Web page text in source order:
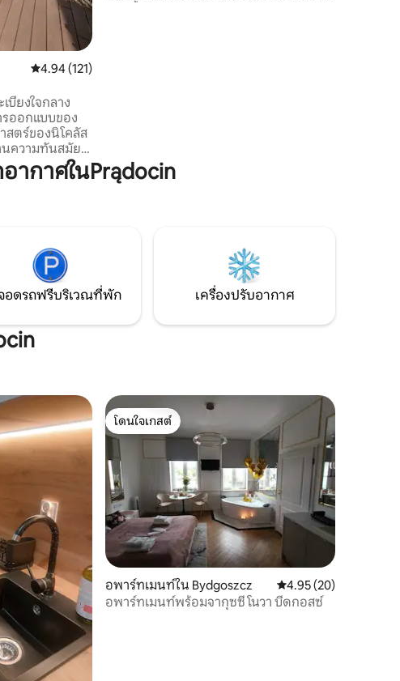
คะแนนเฉลี่ย 4.94 จาก 5, 121 รีวิว
4.94 (121)
บียงใจกลาง
สตร์ของนิโคลัส
นความทันสมัย
ะของบ้านในยุค
อง แต่อพาร์ทเม
ของอพาร์ทเม
กาศในPrądocin
อดรถฟรีบริเวณที่พัก เครื่องปรับอากาศ
โดนใจเกสต์
โดนใจเกสต์
อพาร์ทเมนท์ใน Bydgoszcz คะแนนเฉลี่ย 4.95 จาก
4.95 (20)
อพาร์ทเมนท์พร้อมจากุซซี่ โนวา บีดกอสซ์